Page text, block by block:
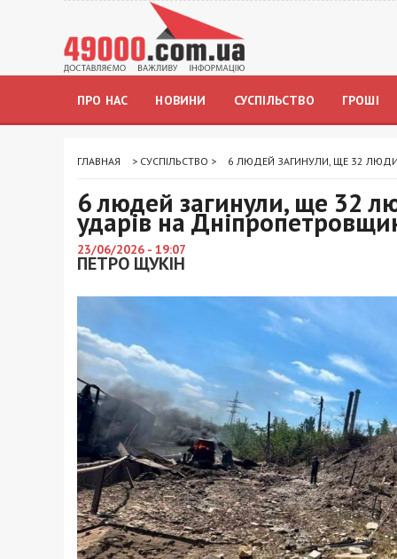
ПРО НАС НОВИНИ СУСПІЛЬСТВО ГРОШІ
ГЛАВНАЯ > СУСПІЛЬСТВО > 6 ЛЮДЕЙ ЗАГИНУЛИ, ЩЕ 32
6 людей загинули, ще 32
ударів на
23/06/2026 - 19:07
ПЕТРО ЩУКІН